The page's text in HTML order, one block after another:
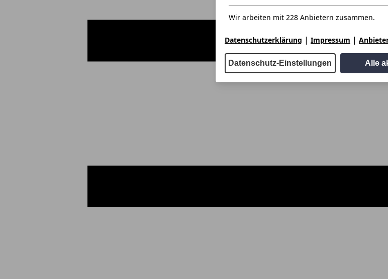
Wir arbeiten mit 228 Anbietern zusammen.
Datenschutzerklärung | Impressum |
Datenschutz-Einstellungen Alle